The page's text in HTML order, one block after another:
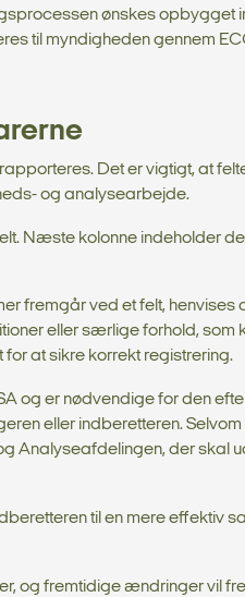
ønskes opbygget
til myndigheden gennem
Det er vigtigt, at
og analysearbejde.
Næste kolonne indeholder
fremgår ved et felt,
eller særlige forhold,
at sikre korrekt registrering.
og er nødvendige for den
eller indberetteren.
Analyseafdelingen, der skal
til en mere effektiv
og fremtidige ændringer vil